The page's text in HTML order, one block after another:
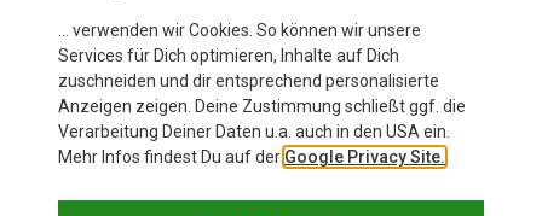
… verwenden wir Cookies. So können wir unsere
Services für Dich optimieren, Inhalte auf Dich
zuschneiden und dir entsprechend personalisierte
Anzeigen zeigen. Deine Zustimmung schließt ggf. die
Verarbeitung Deiner Daten u.a. auch in den USA ein.
Mehr Infos findest Du auf der Google Privacy Site.